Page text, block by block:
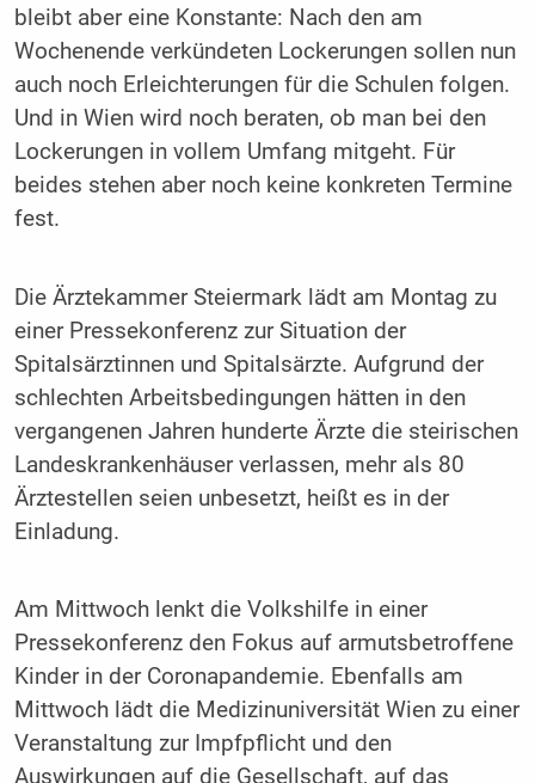
bleibt aber eine Konstante: Nach den am
Wochenende verkündeten Lockerungen sollen nun
auch noch Erleichterungen für die Schulen folgen.
Und in Wien wird noch beraten, ob man bei den
Lockerungen in vollem Umfang mitgeht. Für
beides stehen aber noch keine konkreten Termine
fest.
Die Ärztekammer Steiermark lädt am Montag zu
einer Pressekonferenz zur Situation der
Spitalsärztinnen und Spitalsärzte. Aufgrund der
schlechten Arbeitsbedingungen hätten in den
vergangenen Jahren hunderte Ärzte die steirischen
Landeskrankenhäuser verlassen, mehr als 80
Ärztestellen seien unbesetzt, heißt es in der
Einladung.
Am Mittwoch lenkt die Volkshilfe in einer
Pressekonferenz den Fokus auf armutsbetroffene
Kinder in der Coronapandemie. Ebenfalls am
Mittwoch lädt die Medizinuniversität Wien zu einer
Veranstaltung zur Impfpflicht und den
Auswirkungen auf die Gesellschaft, auf das